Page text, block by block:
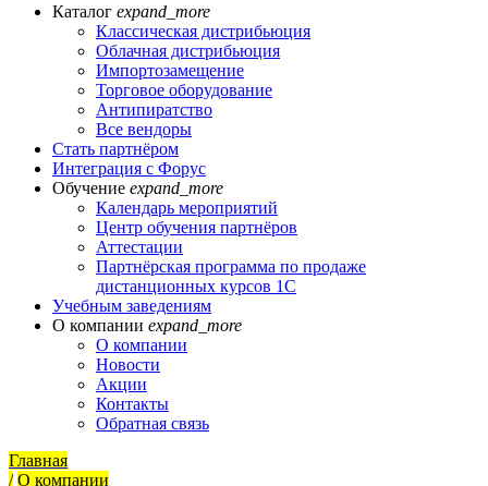
Каталог expand_more
Классическая дистрибьюция
Облачная дистрибьюция
Импортозамещение
Торговое оборудование
Антипиратство
Все вендоры
Стать партнёром
Интеграция с Форус
Обучение expand_more
Календарь мероприятий
Центр обучения партнёров
Аттестации
Партнёрская программа по продаже
дистанционных курсов 1С
Учебным заведениям
О компании expand_more
О компании
Новости
Акции
Контакты
Обратная связь
Главная
/ О компании